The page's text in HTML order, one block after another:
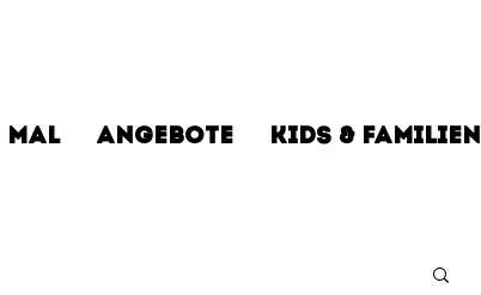
MAL ANGEBOTE KIDS & FAMILIEN